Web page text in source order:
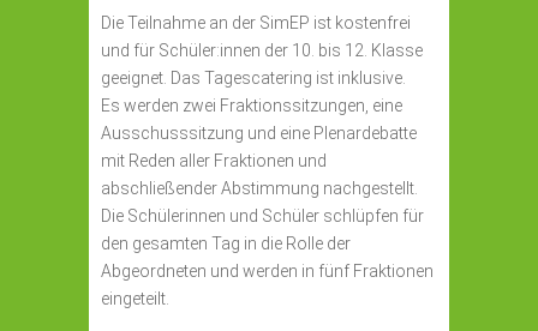
Die Teilnahme an der SimEP ist kostenfrei
und für Schüler:innen der 10. bis 12. Klasse
geeignet. Das Tagescatering ist inklusive.
Es werden zwei Fraktionssitzungen, eine
Ausschusssitzung und eine Plenardebatte
mit Reden aller Fraktionen und
abschließender Abstimmung nachgestellt.
Die Schülerinnen und Schüler schlüpfen für
den gesamten Tag in die Rolle der
Abgeordneten und werden in fünf Fraktionen
eingeteilt.